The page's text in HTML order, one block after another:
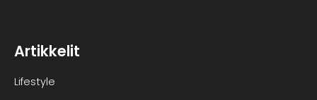
Artikkelit
Lifestyle